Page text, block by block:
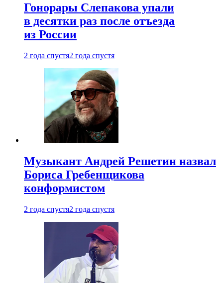
Гонорары Слепакова упали
в десятки раз после отъезда
из России
2 года спустя2 года спустя
Музыкант Андрей Решетин назвал
Бориса Гребенщикова
конформистом
2 года спустя2 года спустя